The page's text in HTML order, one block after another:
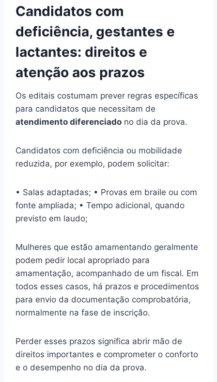
Candidatos com
deficiência, gestantes e
lactantes: direitos e
atenção aos prazos
Os editais costumam prever regras específicas
para candidatos que necessitam de
atendimento diferenciado no dia da prova.
Candidatos com deficiência ou mobilidade
reduzida, por exemplo, podem solicitar:
• Salas adaptadas; • Provas em braile ou com
fonte ampliada; • Tempo adicional, quando
previsto em laudo;
Mulheres que estão amamentando geralmente
podem pedir local apropriado para
amamentação, acompanhado de um fiscal. Em
todos esses casos, há prazos e procedimentos
para envio da documentação comprobatória,
normalmente na fase de inscrição.
Perder esses prazos significa abrir mão de
direitos importantes e comprometer o conforto
e o desempenho no dia da prova.